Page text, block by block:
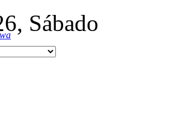
Sábado